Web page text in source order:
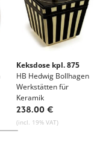
Keksdose kpl. 875
HB Hedwig Bollhagen
Werkstätten für
Keramik
238.00 €
(incl. 19% VAT)